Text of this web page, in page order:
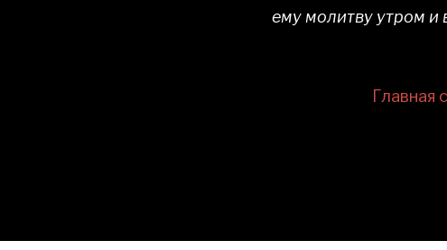
ему молитву утром и
Главная